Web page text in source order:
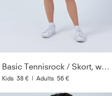
Basic Tennisrock / Skort, weiß
Kids 38 € | Adults 56 €